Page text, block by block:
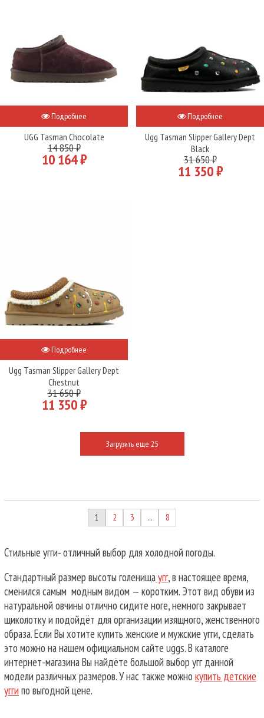
Подробнее
UGG Tasman Chocolate
14 850 ₽
10 164 ₽
Подробнее
Ugg Tasman Slipper Gallery Dept
Black
31 650 ₽
11 350 ₽
Подробнее
Ugg Tasman Slipper Gallery Dept
Chestnut
31 650 ₽
11 350 ₽
Загрузить еще 25
1 2 3 … 8
Стильные угги- отличный выбор для холодной погоды.
Стандартный размер высоты голенищаугг, в настоящее время,
сменился самым модным видом — коротким. Этот вид обуви из
натуральной овчины отлично сидите ноге, немного закрывает
щиколотку и подойдёт для организации изящного, женственного
образа. Если Вы хотите купить женские и мужские угги, сделать
это можно на нашем официальном сайте uggs. В каталоге
интернет-магазина Вы найдёте большой выбор угг данной
модели различных размеров. У нас также можно купить детские
угги по выгодной цене.